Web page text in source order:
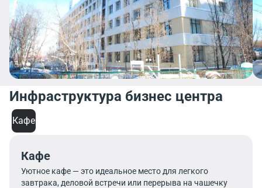
Инфраструктура бизнес центра
Кафе
Кафе
Уютное кафе — это идеальное место для легкого
завтрака, деловой встречи или перерыва на чашечку